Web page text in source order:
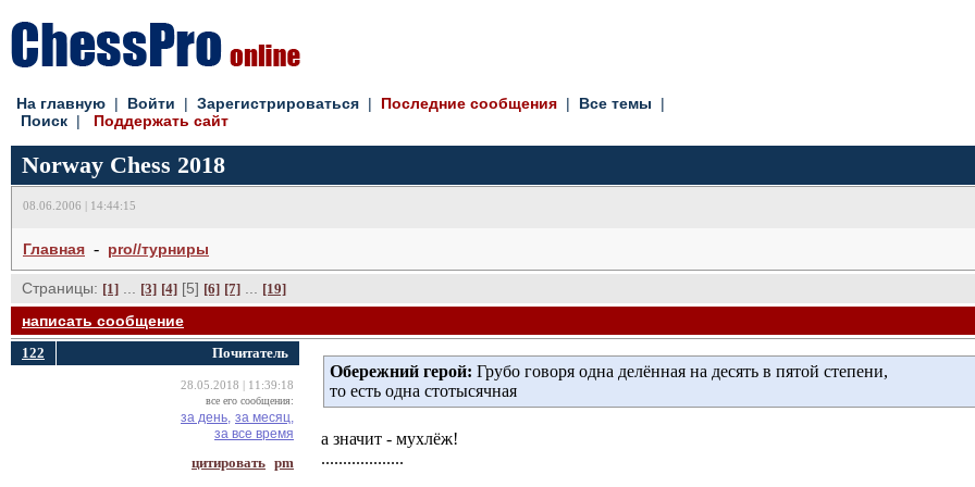
На главную | Войти | Зарегистрироваться | Последние сообщения | Все темы |
Поиск | Поддержать сайт
Norway Chess 2018
08.06.2006 | 14:44:15
Главная - pro//турниры
Страницы: [1] [3] [4] [5] [6] [7] [19]
написать сообщение
122 Почитатель
28.05.2018 | 11:39:18
все его сообщения:
за день, за месяц,
за все время
цитировать pm
Обережний герой: Грубо говоря одна делённая на десять в пятой степени,
то есть одна стотысячная
а значит - мухлёж!
...................